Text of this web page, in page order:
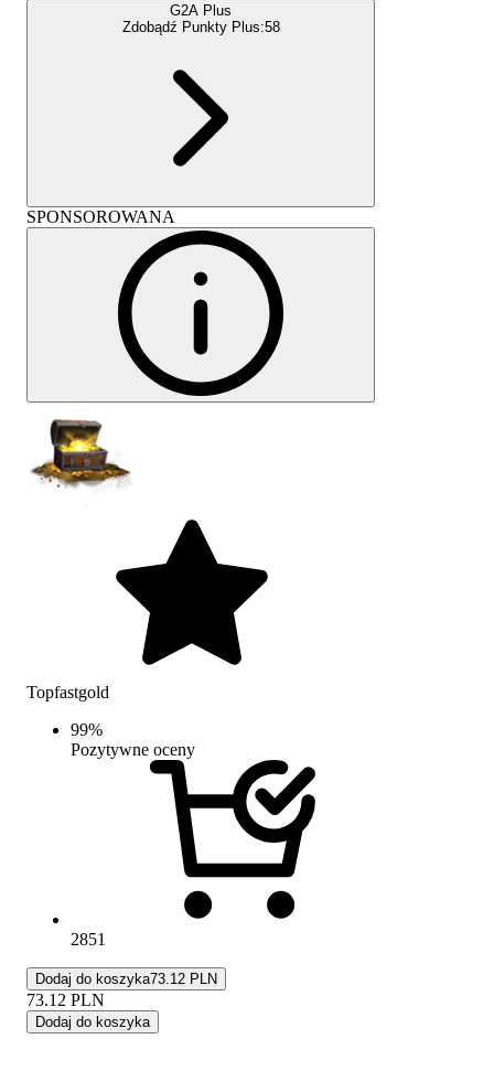
G2A Plus
Zdobądź Punkty Plus:58
SPONSOROWANA
Topfastgold
99%
Pozytywne oceny
2851
Dodaj do koszyka73.12 PLN
73.12 PLN
Dodaj do koszyka